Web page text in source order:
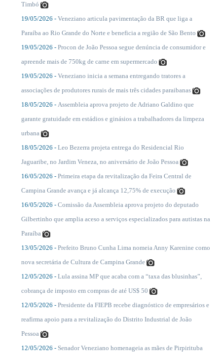
Timbó
19/05/2026 - Veneziano articula pavimentação da BR que liga a
Paraíba ao Rio Grande do Norte e beneficia a região de São Bento
19/05/2026 - Procon de João Pessoa segue denúncia de consumidor e
apreende mais de 750kg de carne em supermercado
19/05/2026 - Veneziano inicia a semana entregando tratores a
associações de produtores rurais de mais três cidades paraibanas
18/05/2026 - Assembleia aprova projeto de Adriano Galdino que
garante gratuidade em estádios e ginásios a trabalhadores da limpeza
urbana
18/05/2026 - Leo Bezerra projeta entrega do Residencial Rio
Jaguaribe, no Jardim Veneza, no aniversário de João Pessoa
16/05/2026 - Primeira etapa da revitalização da Feira Central de
Campina Grande avança e já alcança 12,75% de execução
16/05/2026 - Comissão da Assembleia aprova projeto do deputado
Gilbertinho que amplia aceso a serviços especializados para autistas na
Paraíba
13/05/2026 - Prefeito Bruno Cunha Lima nomeia Anny Karenine como
nova secretária de Cultura de Campina Grande
12/05/2026 - Lula assina MP que acaba com a “taxa das blusinhas”,
cobrança de imposto em compras de até US$ 50
12/05/2026 - Presidente da FIEPB recebe diagnóstico de empresários e
reafirma apoio para a revitalização do Distrito Industrial de João
Pessoa
12/05/2026 - Senador Veneziano homenageia as mães de Pirpirituba